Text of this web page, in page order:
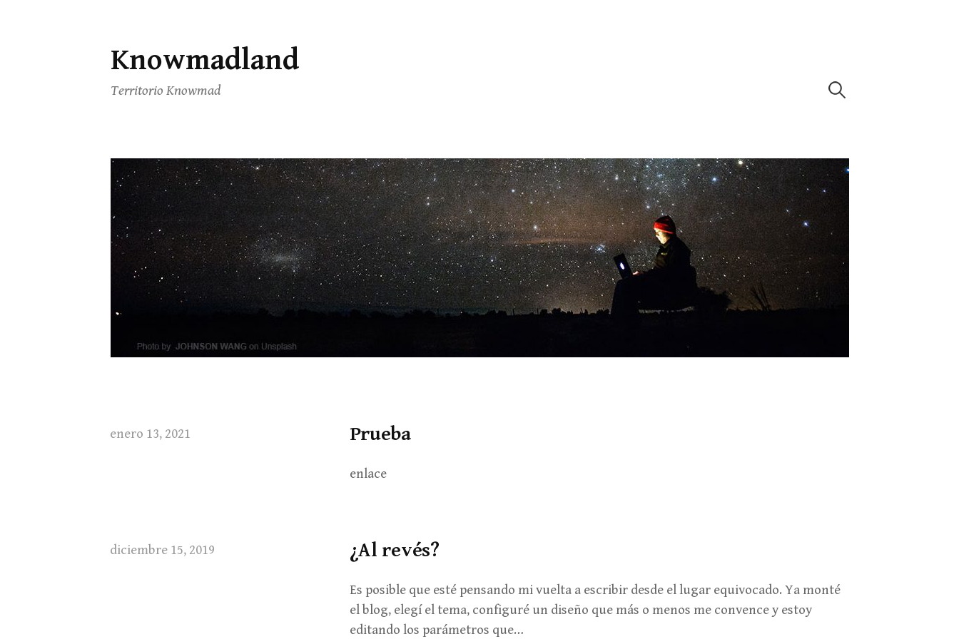
Saltar
al
contenido
Knowmadland
Territorio Knowmad Buscar:
enero 13, 2021 Prueba
enlace
diciembre 15, 2019 ¿Al revés?
Es posible que esté pensando mi vuelta a escribir desde el lugar equivocado. Ya monté
el blog, elegí el tema, configuré un diseño que más o menos me convence y estoy
editando los parámetros que…